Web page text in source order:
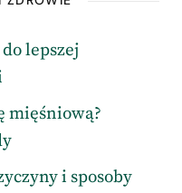
lepszej
mięśniową?
i sposoby